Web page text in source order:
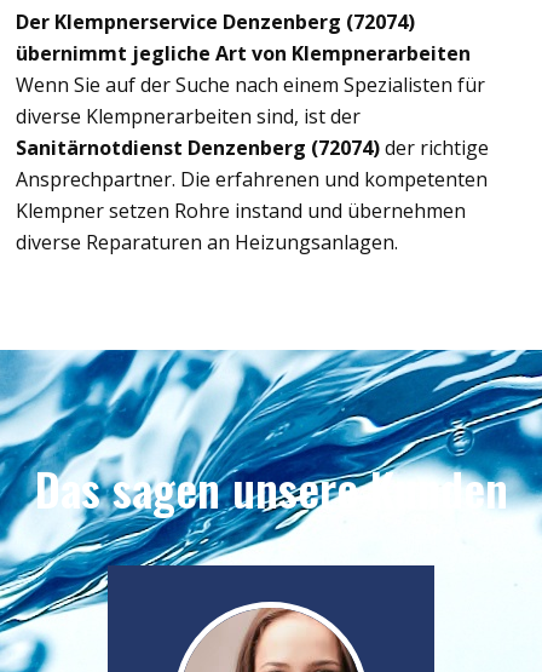
Der Klempnerservice Denzenberg (72074)
übernimmt jegliche Art von Klempnerarbeiten
Wenn Sie auf der Suche nach einem Spezialisten für
diverse Klempnerarbeiten sind, ist der
Sanitärnotdienst Denzenberg (72074)der richtige
Ansprechpartner. Die erfahrenen und kompetenten
Klempner setzen Rohre instand und übernehmen
diverse Reparaturen an Heizungsanlagen.
Das sagen unsere Kunden